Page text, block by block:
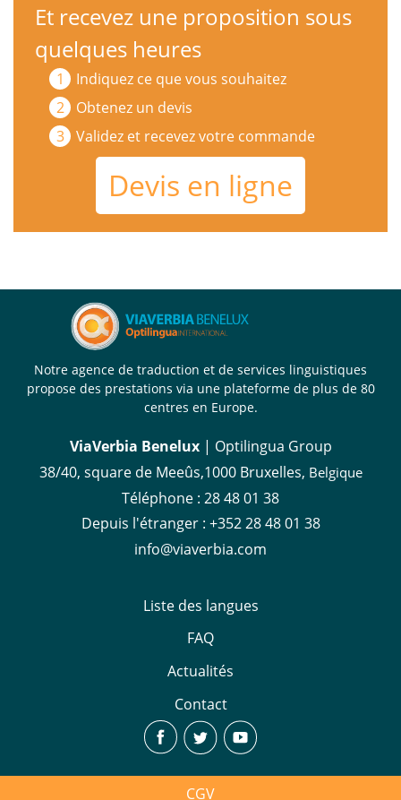
Et recevez une proposition sous
quelques heures
Indiquez ce que vous souhaitez
Obtenez un devis
Validez et recevez votre commande
Devis en ligne
Notre agence de traduction et de services linguistiques
propose des prestations via une plateforme de plus de 80
centres en Europe.
ViaVerbia Benelux | Optilingua Group
38/40, square de Meeûs,1000 Bruxelles, Belgique
Téléphone : 28 48 01 38
Depuis l'étranger : +352 28 48 01 38
info@viaverbia.com
Liste des langues
FAQ
Actualités
Contact
CGV